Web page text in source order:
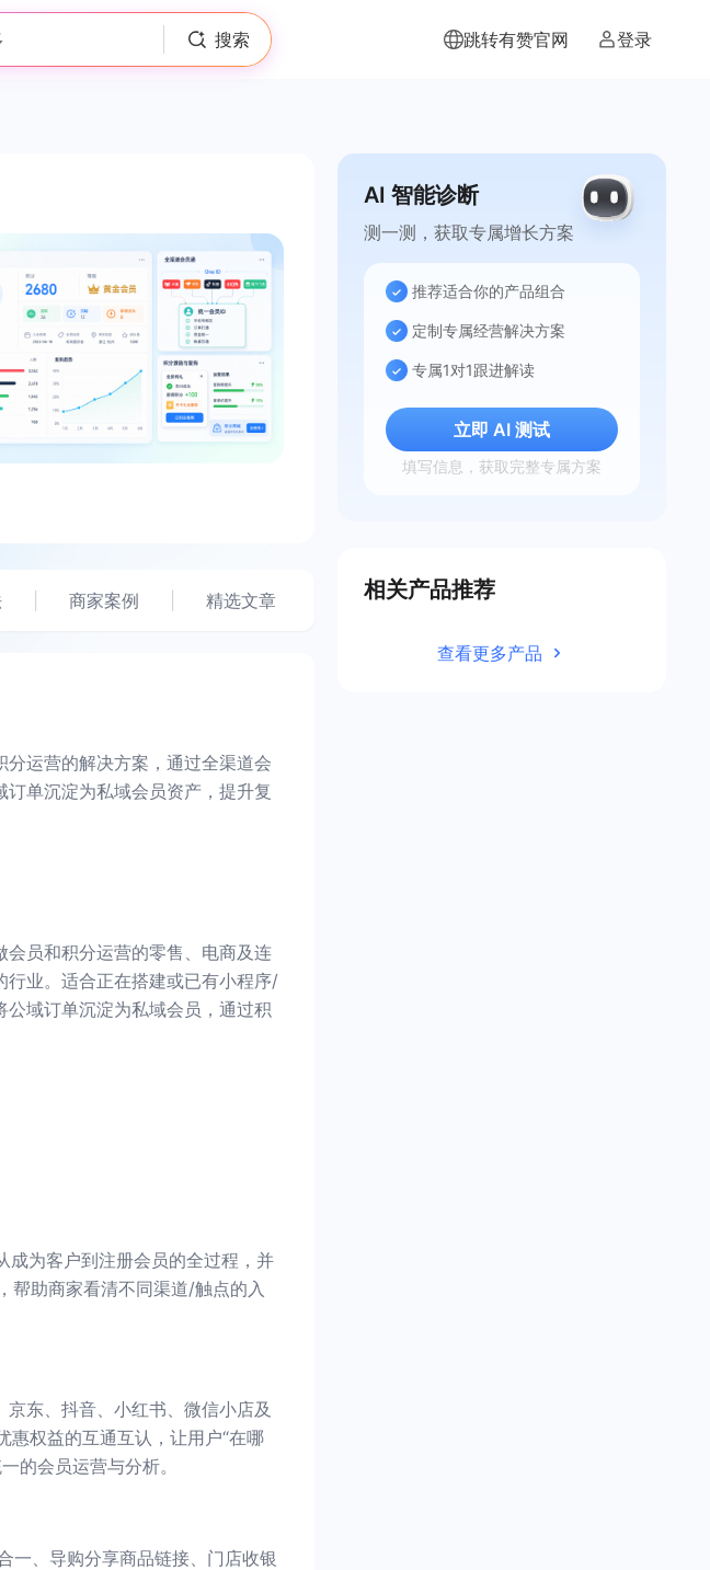
搜索 跳转有赞官网 登录
商家案例 精选文章
运营的解决方案，通过全渠道会
单沉淀为私域会员资产，提升复
员和积分运营的零售、电商及连
业。适合正在搭建或已有小程序/
域订单沉淀为私域会员，通过积
成为客户到注册会员的全过程，并
帮助商家看清不同渠道/触点的入
东、抖音、小红书、微信小店及
惠权益的互通互认，让用户“在哪
的会员运营与分析。
一、导购分享商品链接、门店收银
AI 智能诊断
测一测，获取专属增长方案
推荐适合你的产品组合
定制专属经营解决方案
专属1对1跟进解读
立即 AI 测试
填写信息，获取完整专属方案
相关产品推荐
查看更多产品